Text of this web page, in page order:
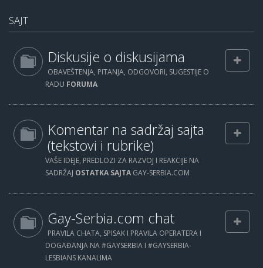
SAJT
Diskusije o diskusijama
OBAVEŠTENJA, PITANJA, ODGOVORI, SUGESTIJE O
RADU FORUMA
Komentar na sadržaj sajta
(tekstovi i rubrike)
VAŠE IDEJE, PREDLOZI ZA RAZVOJ I REAKCIJE NA
SADRŽAJ OSTATKA SAJTA GAY-SERBIA.COM
Gay-Serbia.com chat
PRAVILA CHATA, SPISAK I PRAVILA OPERATERA I
DOGAĐANJA NA #GAYSERBIA I #GAYSERBIA-
LESBIANS KANALIMA